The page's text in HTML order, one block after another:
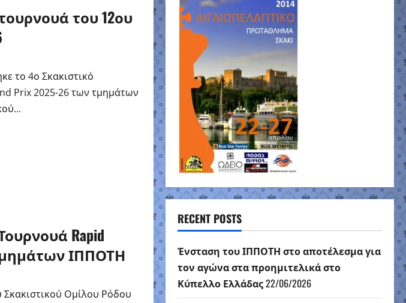
του 12ου
το 4ο Σκακιστικό
Prix 2025-26 των τμημάτων
Rapid
ΙΠΠΟΤΗ
Ομίλου Ρόδου
RECENT POSTS
Ένσταση του ΙΠΠΟΤΗ στο αποτέλεσμα για
τον αγώνα στα προημιτελικά στο
Κύπελλο Ελλάδας22/06/2026